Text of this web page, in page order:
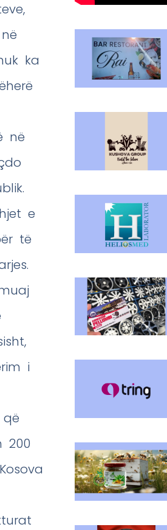
ka
në
e
të
i
200